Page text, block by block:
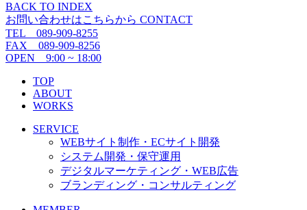
BACK TO INDEX
お問い合わせはこちらから CONTACT
TEL 089-909-8255
FAX 089-909-8256
OPEN 9:00 ~ 18:00
TOP
ABOUT
WORKS
SERVICE
WEBサイト制作・ECサイト開発
システム開発・保守運用
デジタルマーケティング・WEB広告
ブランディング・コンサルティング